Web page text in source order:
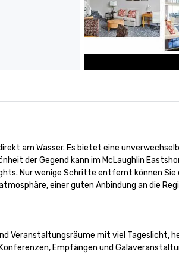
am Wasser. Es bietet eine
der Gegend kann im McLaughlin
Nur wenige Schritte entfernt können
einer guten Anbindung an die
Veranstaltungsräume mit viel Tageslicht,
Empfängen und